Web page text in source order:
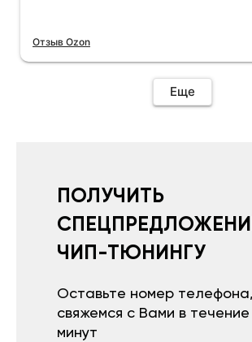
Отзыв Ozon
Еще
ПОЛУЧИТЬ
ЧИП-ТЮНИНГУ
Оставьте номер
свяжемся с Вами в течение
минут